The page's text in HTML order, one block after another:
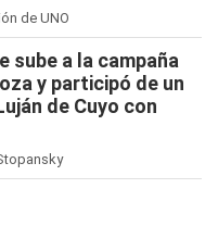
de UNO
sube a la campaña
y participó de un
de Cuyo con